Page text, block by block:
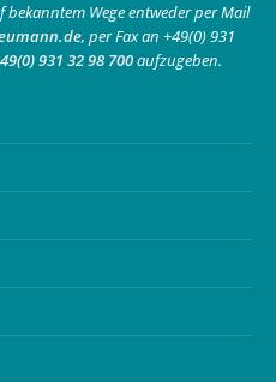
Wege entweder per Mail
, per Fax an +49(0) 931
931 32 98 700aufzugeben.